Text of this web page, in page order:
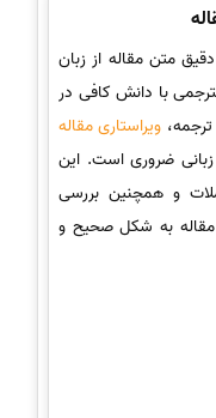
متن مقاله از زبان
با دانش کافی در
ویراستاری مقاله
ضروری است. این
و همچنین بررسی
به شکل صحیح و